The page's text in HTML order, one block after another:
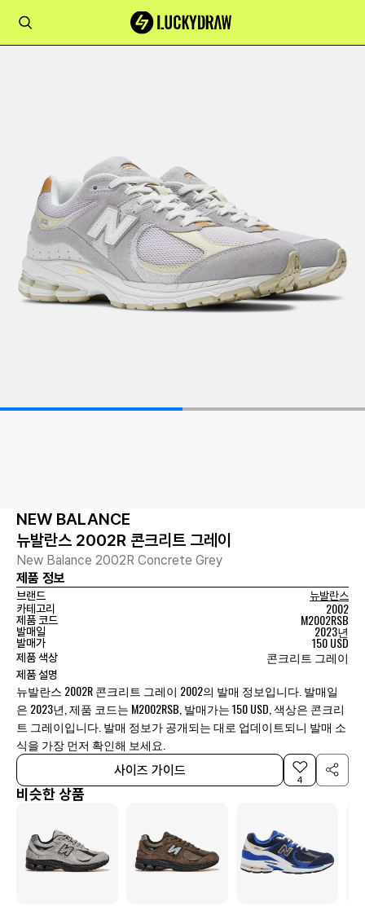
NEW BALANCE
뉴발란스 2002R 콘크리트 그레이
New Balance 2002R Concrete Grey
제품 정보
브랜드
뉴발란스
카테고리
2002
제품 코드 M2002RSB
발매일 2023년
발매가 150 USD
제품 색상 콘크리트 그레이
제품 설명
뉴발란스 2002R 콘크리트 그레이 2002의 발매 정보입니다. 발매일
은 2023년, 제품 코드는 M2002RSB, 발매가는 150 USD, 색상은 콘크리
트 그레이입니다. 발매 정보가 공개되는 대로 업데이트되니 발매 소
식을 가장 먼저 확인해 보세요.
사이즈 가이드
4
비슷한 상품